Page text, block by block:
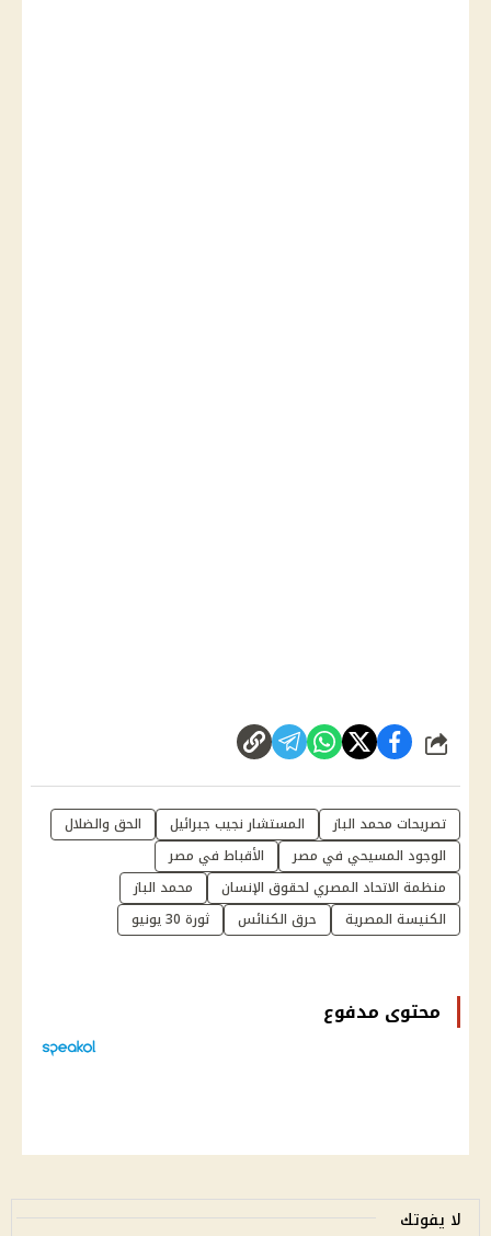
شارك
تصريحات محمد الباز المستشار نجيب جبرائيل
الحق والضلال
الوجود المسيحي في مصر
الأقباط في مصر
منظمة الاتحاد المصري لحقوق الإنسان
محمد الباز
الكنيسة المصرية
حرق الكنائس ثورة 30 يونيو
محتوى مدفوع
لا يفوتك